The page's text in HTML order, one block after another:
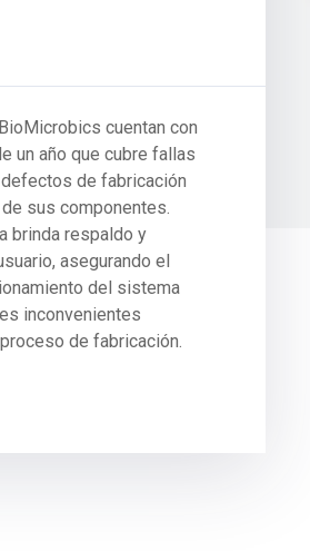
cuentan con
un año que cubre fallas
de fabricación
sus componentes.
brinda respaldo y
asegurando el
del sistema
inconvenientes
de fabricación.